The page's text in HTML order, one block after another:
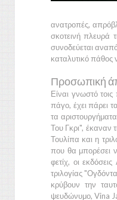
ανατροπές,
σκοτεινή πλευρά
συνοδεύεται
καταλυτικό πάθος
Προσωπική
Είναι γνωστό
πάγο, έχει πάρει
τα
Του Γκρι", έκαναν
Τουλίπα και η
που θα μπορέσει
φετίχ, οι εκδόσεις
τριλογίας
κρύβουν την
ψευδώνυμο, Vina